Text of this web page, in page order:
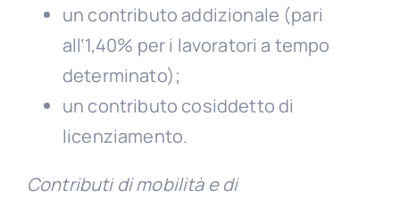
un contributo addizionale (pari
all’1,40% per i lavoratori a tempo
determinato);
un contributo cosiddetto di
licenziamento.
Contributi di mobilità e di